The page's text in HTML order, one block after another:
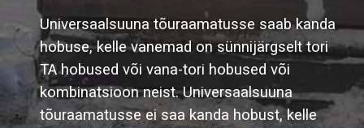
Universaalsuuna tõuraamatusse saab kanda
hobuse, kelle vanemad on sünnijärgselt tori
TA hobused või vana-tori hobused või
kombinatsioon neist. Universaalsuuna
tõuraamatusse ei saa kanda hobust, kelle